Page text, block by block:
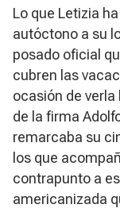
Lo que Letizia
autóctono a su
posado oficial
cubren las
ocasión de
de la firma
remarcaba su
los que
contrapunto a
americanizada